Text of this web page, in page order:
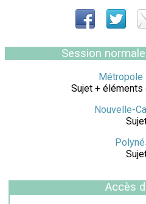
Session
Métropole
Sujet +
Nouvelle-
Accès